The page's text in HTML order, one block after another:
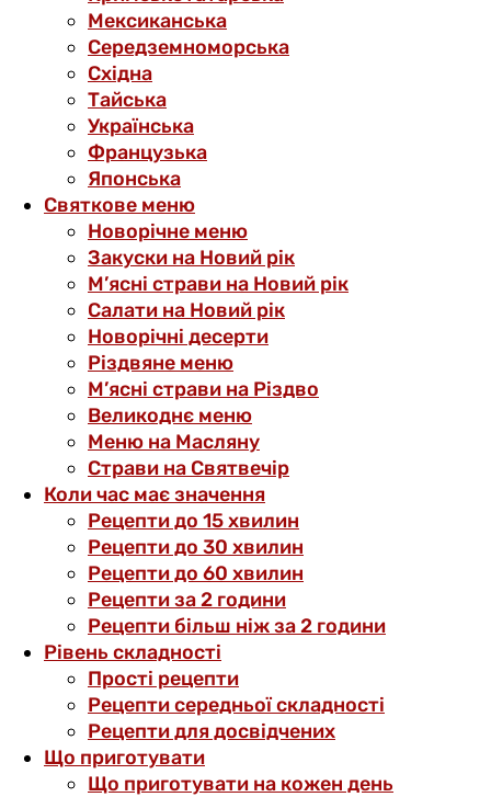
Мексиканська
Середземноморська
Східна
Тайська
Українська
Французька
Японська
Святкове меню
Новорічне меню
Закуски на Новий рік
М’ясні страви на Новий рік
Салати на Новий рік
Новорічні десерти
Різдвяне меню
М’ясні страви на Різдво
Великоднє меню
Меню на Масляну
Страви на Святвечір
Коли час має значення
Рецепти до 15 хвилин
Рецепти до 30 хвилин
Рецепти до 60 хвилин
Рецепти за 2 години
Рецепти більш ніж за 2 години
Рівень складності
Прості рецепти
Рецепти середньої складності
Рецепти для досвідчених
Що приготувати
Що приготувати на кожен день